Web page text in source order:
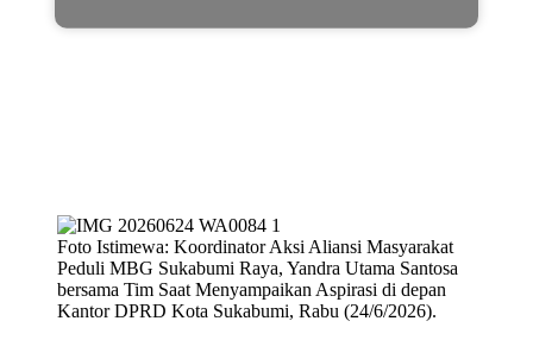
Foto Istimewa: Koordinator Aksi Aliansi Masyarakat
Peduli MBG Sukabumi Raya, Yandra Utama Santosa
bersama Tim Saat Menyampaikan Aspirasi di depan
Kantor DPRD Kota Sukabumi, Rabu (24/6/2026).